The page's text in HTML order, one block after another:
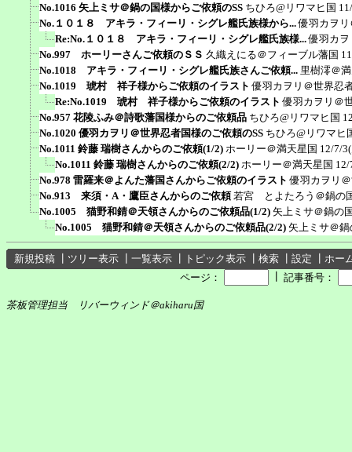
No.1016 矢上ミサ＠鍋の国様からご依頼のSS ちひろ@リワマヒ国
No.１０１８ アキラ・フィーリ・シグレ艦氏族様から... 優羽カヲ
Re:No.１０１８ アキラ・フィーリ・シグレ艦氏族様... 優羽カ
No.997 ホーリーさんご依頼のＳＳ 久織えにる＠フィーブル藩国
No.1018 アキラ・フィーリ・シグレ艦氏族さんご依頼... 里樹澪＠
No.1019 琥村 祥子様からご依頼のイラスト 優羽カヲリ＠世界忍
Re:No.1019 琥村 祥子様からご依頼のイラスト 優羽カヲリ＠
No.957 花陵ふみ＠詩歌藩国様からのご依頼品 ちひろ@リワマヒ国
No.1020 優羽カヲリ＠世界忍者国様のご依頼のSS ちひろ@リワマヒ
No.1011 鈴藤 瑞樹さんからのご依頼(1/2) ホーリー＠満天星国 12/7/
No.1011 鈴藤 瑞樹さんからのご依頼(2/2) ホーリー＠満天星国 12/
No.978 雷羅来＠よんた藩国さんからご依頼のイラスト 優羽カヲリ
No.913 来須・A・鷹臣さんからのご依頼 若宮 とよたろう＠鍋の
No.1005 猫野和錆＠天領さんからのご依頼品(1/2) 矢上ミサ＠鍋の
No.1005 猫野和錆＠天領さんからのご依頼品(2/2) 矢上ミサ＠鍋
新規投稿 ツリー表示 一覧表示 トピック表示 検索 設定
ホー
ページ：
記事番号：
茶板管理担当 リバーウィンド＠akiharu国